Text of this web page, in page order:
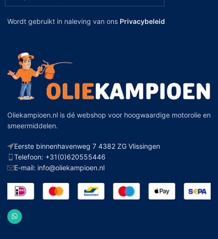
Wordt gebruikt in naleving van ons Privacybeleid
Oliekampioen.nl is dé webshop voor hoogwaardige motorolie en
smeermiddelen.
Eerste binnenhavenweg 7 4382 ZG Vlissingen
Telefoon: +31(0)620555446
E-mail: info@oliekampioen.nl